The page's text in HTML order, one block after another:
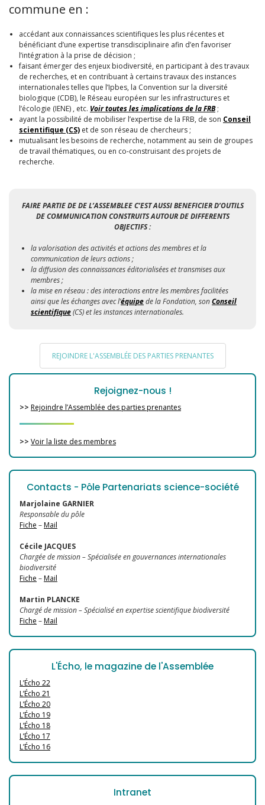
commune en :
accédant aux connaissances scientifiques les plus récentes et
bénéficiant d’une expertise transdisciplinaire afin d’en favoriser
l’intégration à la prise de décision ;
faisant émerger des enjeux biodiversité, en participant à des travaux
de recherches, et en contribuant à certains travaux des instances
internationales telles que l’Ipbes, la Convention sur la diversité
biologique (CDB), le Réseau européen sur les infrastructures et
l’écologie (IENE) , etc. Voir toutes les implications de la FRB;
ayant la possibilité de mobiliser l’expertise de la FRB, de son Conseil
scientifique (CS) et de son réseau de chercheurs ;
mutualisant les besoins de recherche, notamment au sein de groupes
de travail thématiques, ou en co-construisant des projets de
recherche.
FAIRE PARTIE DE DE L’ASSEMBLEE C’EST AUSSI BENEFICIER D’OUTILS
DE COMMUNICATION CONSTRUITS AUTOUR DE DIFFERENTS
OBJECTIFS :
la valorisation des activités et actions des membres et la
communication de leurs actions ;
la diffusion des connaissances éditorialisées et transmises aux
membres ;
la mise en réseau : des interactions entre les membres facilitées
ainsi que les échanges avec l’équipede la Fondation, sonConseil
scientifique(CS) et les instances internationales.
REJOINDRE L'ASSEMBLÉE DES PARTIES PRENANTES
Rejoignez-nous !
>> Rejoindre l’Assemblée des parties prenantes
>> Voir la liste des membres
Contacts - Pôle Partenariats science-société
Marjolaine GARNIER
Responsable du pôle
Fiche –Mail
Cécile JACQUES
Chargée de mission – Spécialisée en gouvernances internationales
biodiversité
Fiche –Mail
Martin PLANCKE
Chargé de mission – Spécialisé en expertise scientifique biodiversité
Fiche –Mail
L'Écho, le magazine de l'Assemblée
L’Écho 22
L’Écho 21
L’Écho 20
L’Écho 19
L’Écho 18
L’Écho 17
L’Écho 16
Intranet